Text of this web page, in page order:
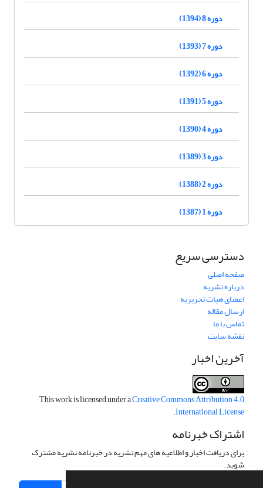
دوره 8 (1394)
دوره 7 (1393)
دوره 6 (1392)
دوره 5 (1391)
دوره 4 (1390)
دوره 3 (1389)
دوره 2 (1388)
دوره 1 (1387)
دسترسی سریع
صفحه اصلی
درباره نشریه
اعضای هیات تحریریه
ارسال مقاله
تماس با ما
نقشه سایت
آخرین اخبار
This work is licensed under aCreative Commons Attribution 4.0
International License
.
اشتراک خبرنامه
برای دریافت اخبار و اطلاعیه های مهم نشریه در خبرنامه نشریه مشترک
شوید.